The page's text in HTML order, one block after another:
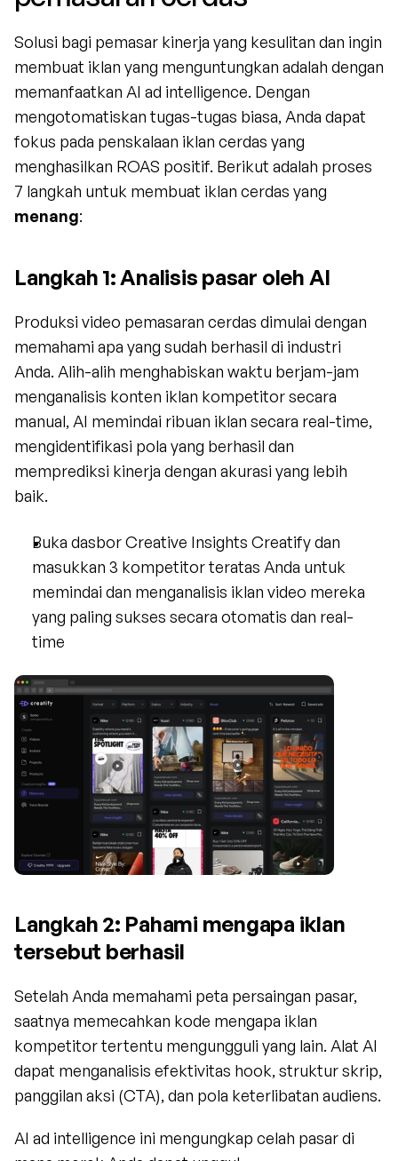
Solusi bagi pemasar kinerja yang kesulitan dan ingin
membuat iklan yang menguntungkan adalah dengan
memanfaatkan AI ad intelligence. Dengan
mengotomatiskan tugas-tugas biasa, Anda dapat
fokus pada penskalaan iklan cerdas yang
menghasilkan ROAS positif. Berikut adalah proses
menang:
Langkah 1: Analisis pasar oleh AI
Produksi video pemasaran cerdas dimulai dengan
memahami apa yang sudah berhasil di industri
Anda. Alih-alih menghabiskan waktu berjam-jam
menganalisis konten iklan kompetitor secara
manual, AI memindai ribuan iklan secara real-time,
mengidentifikasi pola yang berhasil dan
memprediksi kinerja dengan akurasi yang lebih
baik.
Buka dasbor Creative Insights Creatify dan
masukkan 3 kompetitor teratas Anda untuk
memindai dan menganalisis iklan video mereka
yang paling sukses secara otomatis dan real-
time
Langkah 2: Pahami mengapa iklan
tersebut berhasil
Setelah Anda memahami peta persaingan pasar,
saatnya memecahkan kode mengapa iklan
kompetitor tertentu mengungguli yang lain. Alat AI
dapat menganalisis efektivitas hook, struktur skrip,
panggilan aksi (CTA), dan pola keterlibatan audiens.
AI ad intelligence ini mengungkap celah pasar di